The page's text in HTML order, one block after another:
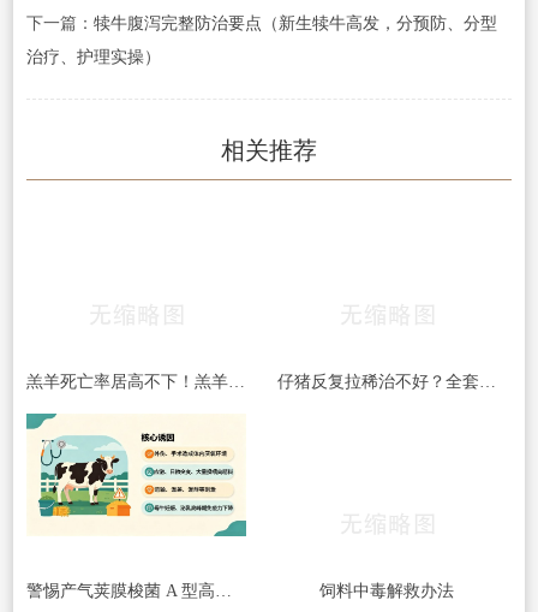
下一篇： 犊牛腹泻完整防治要点（新生犊牛高发，分预防、分型
治疗、护理实操）
相关推荐
羔羊死亡率居高不下！羔羊常见5大杀手病，早发现、早预防，少伤亡！​
饲料中毒解救办法